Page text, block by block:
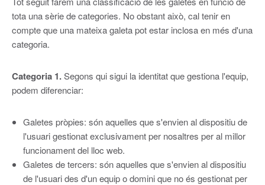
tota una sèrie de categories. No obstant això, cal tenir en
compte que una mateixa galeta pot estar inclosa en més d'una
categoria.
Categoria 1.Segons qui sigui la identitat que gestiona l'equip,
podem diferenciar:
Galetes pròpies: són aquelles que s'envien al dispositiu de
l'usuari gestionat exclusivament per nosaltres per al millor
funcionament del lloc web.
Galetes de tercers: són aquelles que s'envien al dispositiu
de l'usuari des d'un equip o domini que no és gestionat per